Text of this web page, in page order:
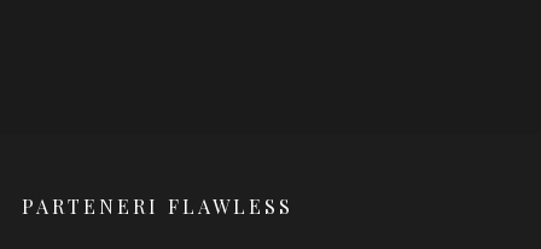
PARTENERI FLAWLESS